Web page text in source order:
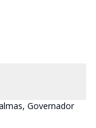
Governador